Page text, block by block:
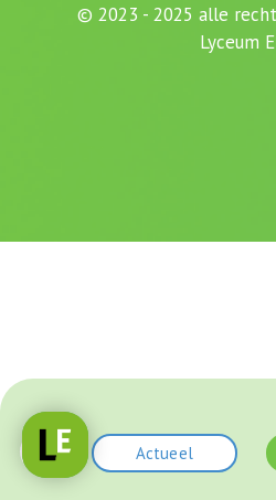
Actueel
© 2023 - 2025 alle
Lyceum